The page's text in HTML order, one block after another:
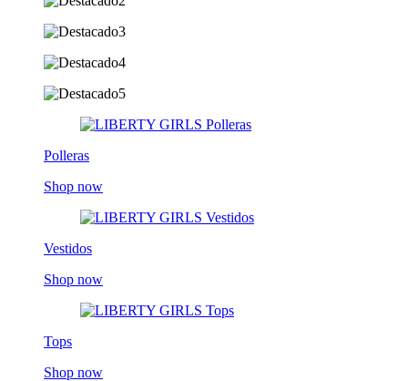
Polleras
Shop now
Vestidos
Shop now
Tops
Shop now